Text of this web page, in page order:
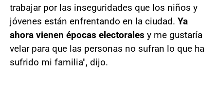
trabajar por las inseguridades que los niños y
jóvenes están enfrentando en la ciudad. Ya
ahora vienen épocas electorales y me gustaría
velar para que las personas no sufran lo que ha
sufrido mi familia", dijo.